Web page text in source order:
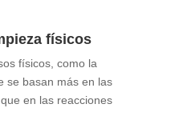
físicos
físicos, como la
se basan más en las
en las reacciones